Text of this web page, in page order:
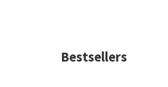
Bestsellers